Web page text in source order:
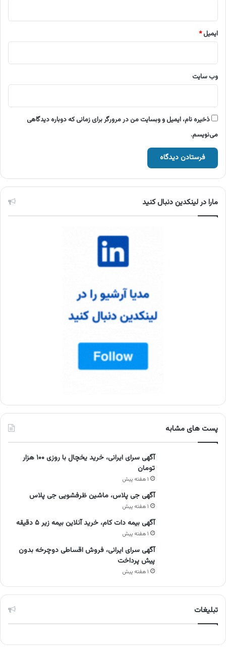
ایمیل*
وب‌ سایت
ذخیره نام، ایمیل و وبسایت من در مرورگر برای زمانی که دوباره دیدگاهی
می‌نویسم.
مارا در لینکدین دنبال کنید
پست های مشابه
آگهی سرای ایرانی، خرید یخچال با روزی ۱۰۰ هزار
تومان
۱ هفته پیش
آگهی جی پلاس، ماشین ظرفشویی جی پلاس
۱ هفته پیش
آگهی بیمه دات کام، خرید آنلاین بیمه زیر ۵ دقیقه
۱ هفته پیش
آگهی سرای ایرانی، فروش اقساطی دوچرخه بدون
پیش پرداخت
۱ هفته پیش
تبلیغات